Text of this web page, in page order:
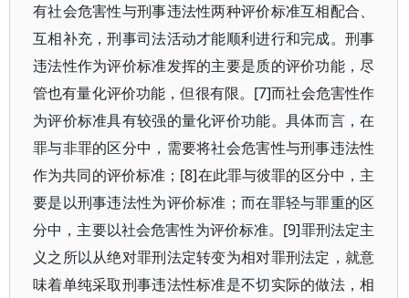
有社会危害性与刑事违法性两种评价标准互相配合、
互相补充，刑事司法活动才能顺利进行和完成。刑事
违法性作为评价标准发挥的主要是质的评价功能，尽
管也有量化评价功能，但很有限。[7]而社会危害性作
为评价标准具有较强的量化评价功能。具体而言，在
罪与非罪的区分中，需要将社会危害性与刑事违法性
作为共同的评价标准；[8]在此罪与彼罪的区分中，主
要是以刑事违法性为评价标准；而在罪轻与罪重的区
分中，主要以社会危害性为评价标准。[9]罪刑法定主
义之所以从绝对罪刑法定转变为相对罪刑法定，就意
味着单纯采取刑事违法性标准是不切实际的做法，相